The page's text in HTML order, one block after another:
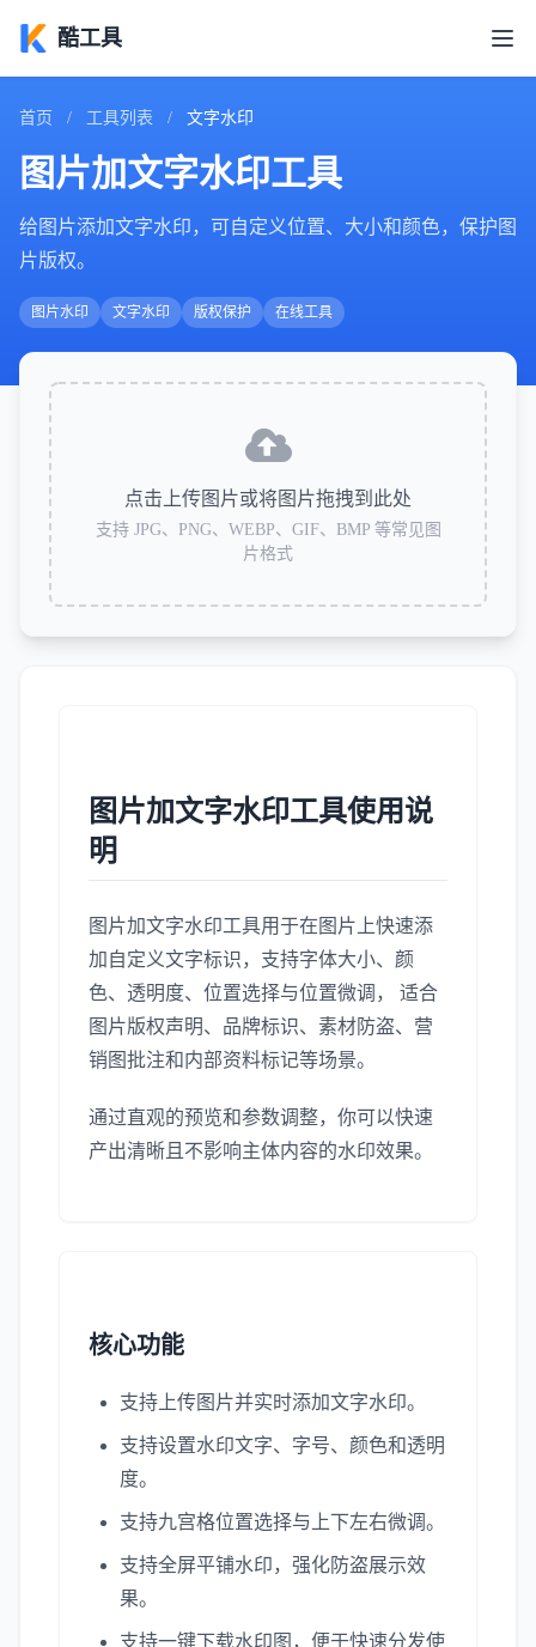
酷工具
首页 / 工具列表 / 文字水印
图片加文字水印工具
给图片添加文字水印，可自定义位置、大小和颜色，保护图
片版权。
图片水印 文字水印 版权保护 在线工具
点击上传图片或将图片拖拽到此处
支持 JPG、PNG、WEBP、GIF、BMP 等常见图
片格式
图片加文字水印工具使用说
明
图片加文字水印工具用于在图片上快速添
加自定义文字标识，支持字体大小、颜
色、透明度、位置选择与位置微调， 适合
图片版权声明、品牌标识、素材防盗、营
销图批注和内部资料标记等场景。
通过直观的预览和参数调整，你可以快速
产出清晰且不影响主体内容的水印效果。
核心功能
支持上传图片并实时添加文字水印。
支持设置水印文字、字号、颜色和透明
度。
支持九宫格位置选择与上下左右微调。
支持全屏平铺水印，强化防盗展示效
果。
支持一键下载水印图，便于快速分发使